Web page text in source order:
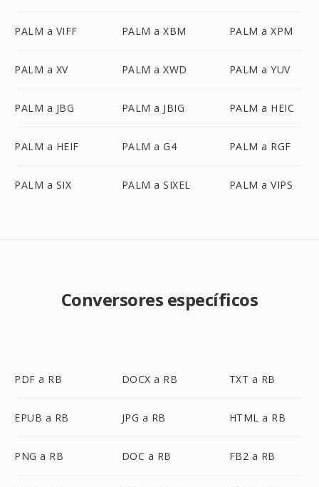
PALM a VIFF PALM a XBM PALM a XPM
PALM a XV PALM a XWD PALM a YUV
PALM a JBG PALM a JBIG PALM a HEIC
PALM a HEIF PALM a G4 PALM a RGF
PALM a SIX PALM a SIXEL PALM a VIPS
Conversores específicos
PDF a RB DOCX a RB TXT a RB
EPUB a RB JPG a RB HTML a RB
PNG a RB DOC a RB FB2 a RB